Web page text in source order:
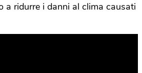
a ridurre i danni al clima causati